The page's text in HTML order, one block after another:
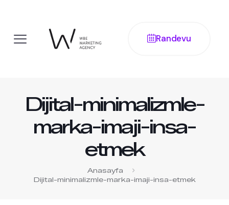
Randevu
Dijital-minimalizmle-
marka-imaji-insa-
etmek
Anasayfa
Dijital-minimalizmle-marka-imaji-insa-etmek